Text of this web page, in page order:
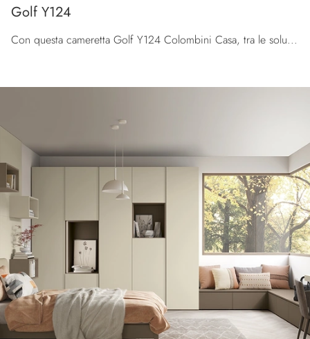
Golf Y124
Con questa cameretta Golf Y124 Colombini Casa, tra le soluzioni su misura, potrai arredare stanze moderne per ragazzi.